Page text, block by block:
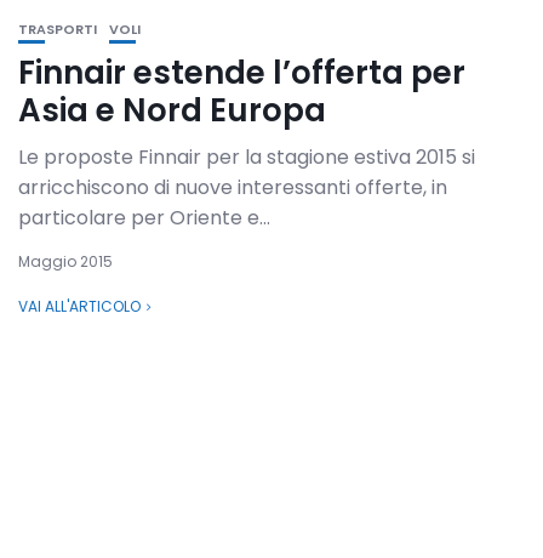
TRASPORTI VOLI
Finnair estende l’offerta per
Asia e Nord Europa
Le proposte Finnair per la stagione estiva 2015 si
arricchiscono di nuove interessanti offerte, in
particolare per Oriente e...
Maggio 2015
VAI ALL'ARTICOLO